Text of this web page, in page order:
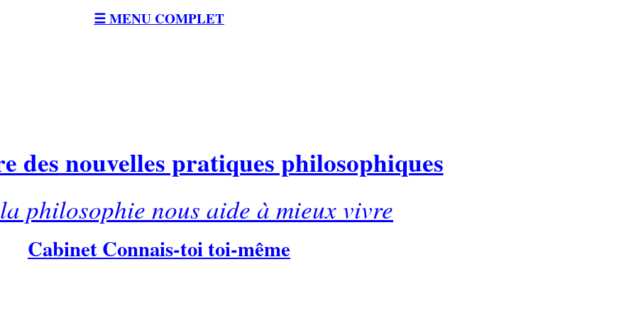
☰ MENU COMPLET
des nouvelles pratiques philosophiques
philosophie nous aide à mieux vivre
Cabinet Connais-toi toi-même